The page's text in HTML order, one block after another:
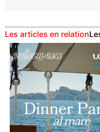
Les articles en relation